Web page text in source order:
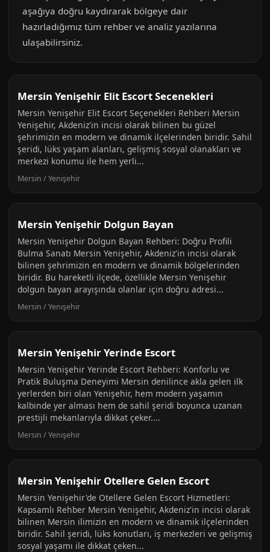
aşağıya doğru kaydırarak bölgeye dair
hazırladığımız tüm rehber ve analiz yazılarına
ulaşabilirsiniz.
Mersin Yenişehir Elit Escort Secenekleri
Mersin Yenişehir Elit Escort Seçenekleri Rehberi Mersin
Yenişehir, Akdeniz'in incisi olarak bilinen bu güzel
şehrimizin en modern ve dinamik ilçelerinden biridir. Sahil
şeridi, lüks yaşam alanları, gelişmiş sosyal olanakları ve
merkezi konumu ile hem yerli...
Mersin / Yenişehir
Mersin Yenişehir Dolgun Bayan
Mersin Yenişehir Dolgun Bayan Rehberi: Doğru Profili
Bulma Sanatı Mersin Yenişehir, Akdeniz'in incisi olarak
bilinen şehrimizin en modern ve dinamik bölgelerinden
biridir. Bu hareketli ilçede, özellikle Mersin Yenişehir
dolgun bayan arayışında olanlar için doğru adresi...
Mersin / Yenişehir
Mersin Yenişehir Yerinde Escort
Mersin Yenişehir Yerinde Escort Rehberi: Konforlu ve
Pratik Buluşma Deneyimi Mersin denilince akla gelen ilk
yerlerden biri olan Yenişehir, hem modern yaşamın
kalbinde yer alması hem de sahil şeridi boyunca uzanan
prestijli mekanlarıyla dikkat çeker....
Mersin / Yenişehir
Mersin Yenişehir Otellere Gelen Escort
Mersin Yenişehir'de Otellere Gelen Escort Hizmetleri:
Kapsamlı Rehber Mersin Yenişehir, Akdeniz'in incisi olarak
bilinen Mersin ilimizin en modern ve dinamik ilçelerinden
biridir. Sahil şeridi, lüks konutları, iş merkezleri ve gelişmiş
sosyal yaşamı ile dikkat çeken...